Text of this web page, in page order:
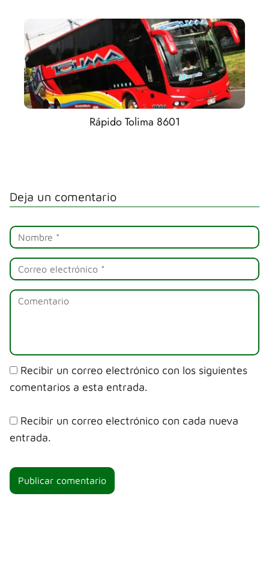
Rápido Tolima 8601
Deja un comentario
Recibir un correo electrónico con los siguientes
comentarios a esta entrada.
Recibir un correo electrónico con cada nueva
entrada.